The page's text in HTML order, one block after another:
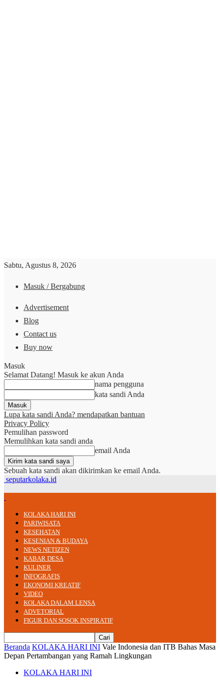
Sabtu, Agustus 8, 2026
Masuk / Bergabung
Advertisement
Blog
Contact us
Buy now
Masuk
Selamat Datang! Masuk ke akun Anda
nama pengguna
kata sandi Anda
Lupa kata sandi Anda? mendapatkan bantuan
Privacy Policy
Pemulihan password
Memulihkan kata sandi anda
email Anda
Sebuah kata sandi akan dikirimkan ke email Anda.
seputarkolaka.id
KOLAKA HARI INI
PARIWISATA
KESEHATAN
KESENIAN & BUDAYA
NEWS NETIZEN
KABAR DESA
KULINER
INFOGRAFIS
EKONOMI KREATIF
VIDEO
KOLAKA DALAM LENSA
ADVETORIAL
FIGUR DAN SOSOK INSPIRATIF
Beranda KOLAKA HARI INI Vale Indonesia dan ITB Bahas Masa
Depan Pertambangan yang Ramah Lingkungan
KOLAKA HARI INI